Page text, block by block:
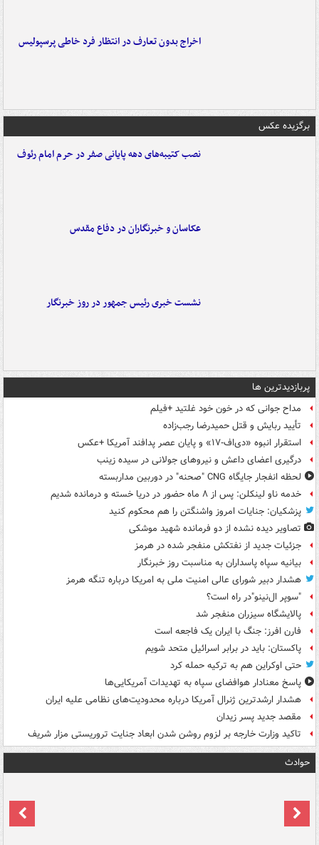
اخراج بدون تعارف در انتظار فرد خاطی پرسپولیس
برگزیده عکس
نصب کتیبه‌های دهه پایانی صفر در حرم امام رئوف
عکاسان و خبرنگاران در دفاع مقدس
نشست خبری رئیس جمهور در روز خبرنگار
پربازدیدترین ها
مداح جوانی که در خون خود غلتید +فیلم
تأیید ربایش و قتل حمیدرضا رجب‌زاده
استقرار انبوه «دی‌اف‑۱۷» و پایان عصر پدافند آمریکا +عکس
درگیری اعضای داعش و نیروهای جولانی در سیده زینب
لحظه انفجار جایگاه CNG "صحنه" در دوربین مداربسته
خدمه ناو لینکلن: پس از ۸ ماه حضور در دریا خسته و درمانده‌ شدیم
پزشکیان: جنایات امروز واشنگتن را هم محکوم کنید
تصاویر دیده‌ نشده از دو فرمانده شهید موشکی
جزئیات جدید از نفتکش منفجر شده در هرمز
بیانیه سپاه پاسداران به مناسبت روز خبرنگار
هشدار دبیر شورای عالی امنیت ملی به امریکا درباره تنگه هرمز
"سوپر ال‌نینو"در راه است؟
پالایشگاه سیزران منفجر شد
فارن افرز: جنگ با ایران یک فاجعه است
پاکستان: باید در برابر اسرائیل متحد شویم
حتی اوکراین هم به ترکیه حمله کرد
پاسخ معنادار هوافضای سپاه به تهدیدات آمریکایی‌ها
هشدار ارشدترین ژنرال آمریکا درباره محدودیت‌های نظامی علیه ایران
مقصد جدید پسر زیدان
تاکید وزارت خارجه بر لزوم روشن شدن ابعاد جنایت تروریستی مزار شریف
حوادث